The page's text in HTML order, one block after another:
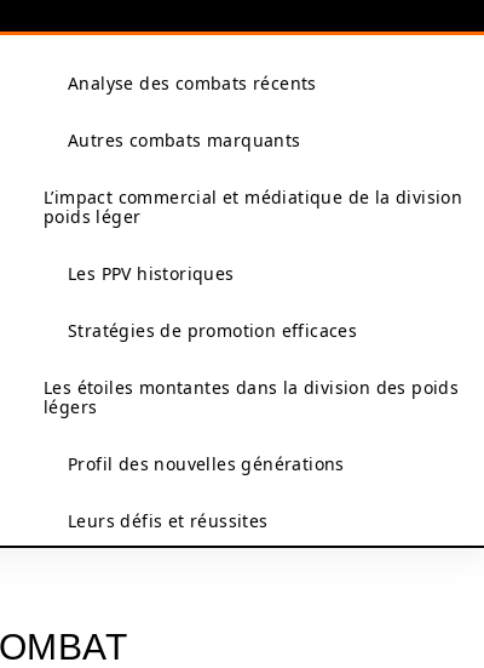
Analyse des combats récents
Autres combats marquants
L’impact commercial et médiatique de la division
poids léger
Les PPV historiques
Stratégies de promotion efficaces
Les étoiles montantes dans la division des poids
légers
Profil des nouvelles générations
Leurs défis et réussites